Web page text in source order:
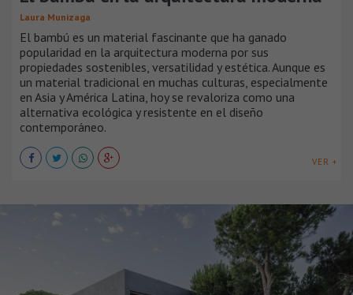
Laura Munizaga
El bambú es un material fascinante que ha ganado
popularidad en la arquitectura moderna por sus
propiedades sostenibles, versatilidad y estética. Aunque es
un material tradicional en muchas culturas, especialmente
en Asia y América Latina, hoy se revaloriza como una
alternativa ecológica y resistente en el diseño
contemporáneo.
VER +